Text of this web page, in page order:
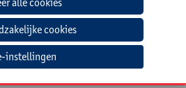
149A
instellingen